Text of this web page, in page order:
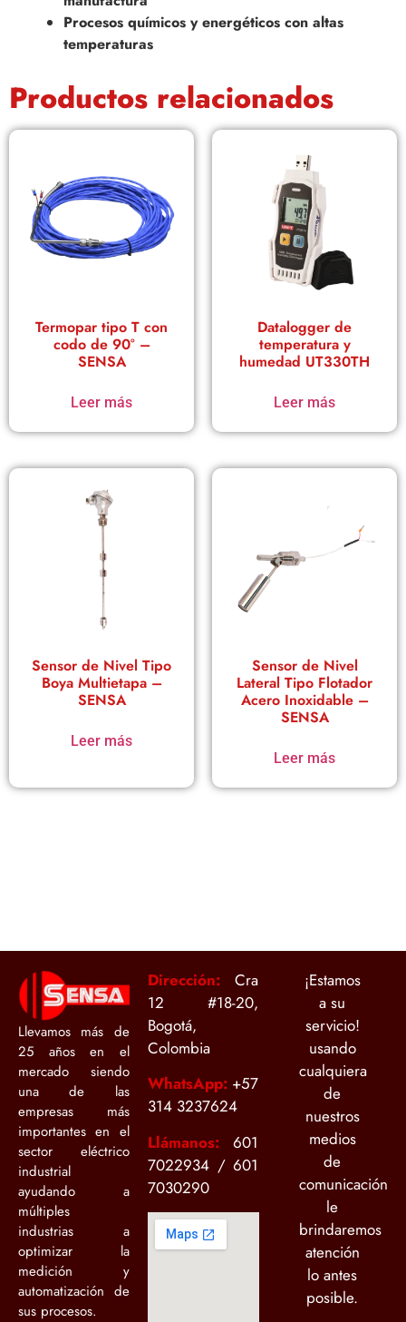
Procesos químicos y energéticos con altas
temperaturas
Productos relacionados
Termopar tipo T con
codo de 90° –
SENSA
Leer más
Datalogger de
temperatura y
humedad UT330TH
Leer más
Sensor de Nivel Tipo
Boya Multietapa –
SENSA
Leer más
Sensor de Nivel
Lateral Tipo Flotador
Acero Inoxidable –
SENSA
Leer más
Llevamos más de
25 años en el
mercado siendo
una de las
empresas más
importantes en el
sector eléctrico
industrial
ayudando a
múltiples
industrias a
optimizar la
medición y
automatización de
sus procesos.
Dirección:
Cra
12 #18-20,
Bogotá,
Colombia
WhatsApp: +57
314 3237624
Llámanos:601
7022934 / 601
7030290
¡Estamos
a su
servicio!
usando
cualquiera
de
nuestros
medios
de
comunicación
le
brindaremos
atención
lo antes
posible.